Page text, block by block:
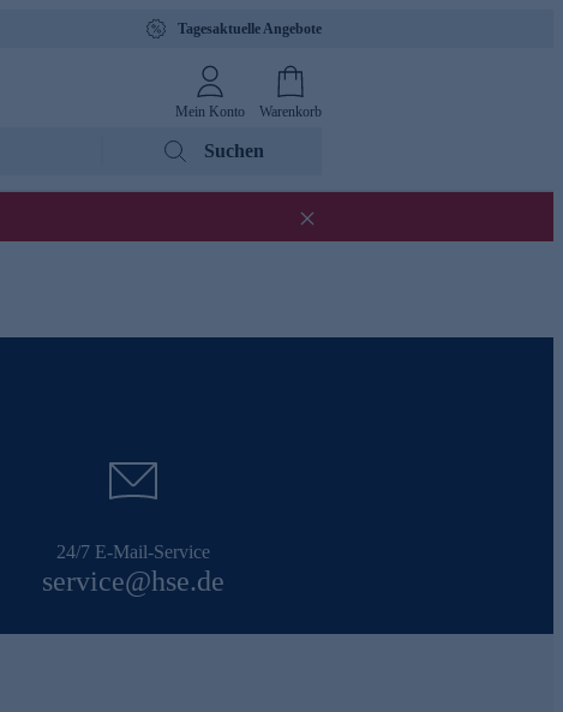
Tagesaktuelle Angebote
Mein Konto Warenkorb
Suchen
24/7 E-Mail-Service
service@hse.de